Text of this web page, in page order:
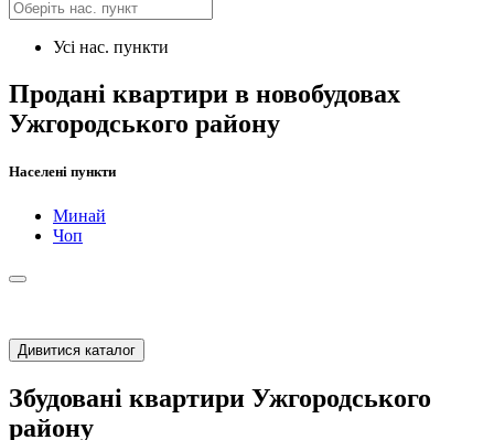
Усі нас. пункти
Продані квартири в новобудовах
Ужгородського району
Населені пункти
Минай
Чоп
Дивитися каталог
Збудовані квартири Ужгородського
району